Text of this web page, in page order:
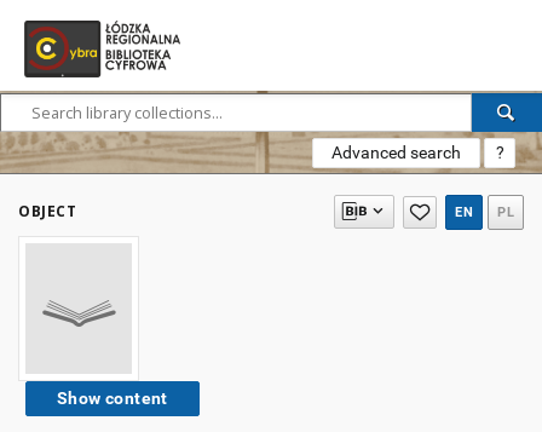
Advanced search ?
OBJECT EN PL
Show content